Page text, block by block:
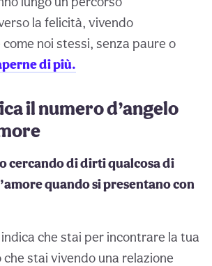
la felicità, vivendo
noi stessi, senza paure o
di più.
il numero d’angelo
cercando di dirti qualcosa di
quando si presentano con
che stai per incontrare la tua
che stai vivendo una relazione